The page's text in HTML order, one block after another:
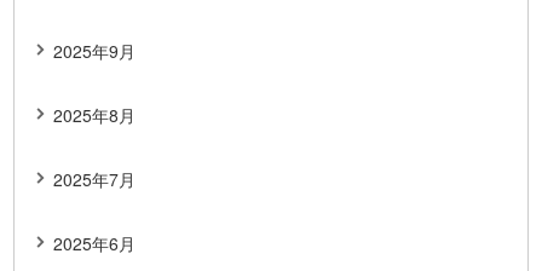
2025年9月
2025年8月
2025年7月
2025年6月